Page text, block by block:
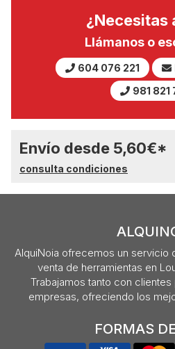
¿Necesitas
Llámanos o
604 076 221
981 821
Envío desde 5,60€*
consulta condiciones
AlquiNoia ofrecemos un servicio
venta de herramientas en
Trabajamos tanto con
empresas, ofreciendo los
FORMAS